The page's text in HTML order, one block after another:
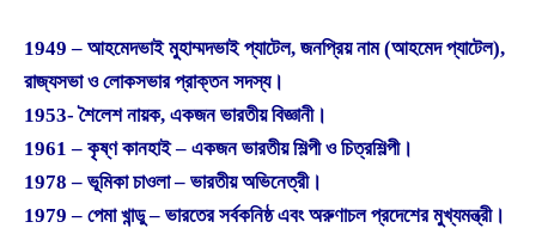
1949 – আহমেদভাই মুহাম্মদভাই প্যাটেল, জনপ্রিয় নাম (আহমেদ প্যাটেল),
রাজ্যসভা ও লোকসভার প্রাক্তন সদস্য।
1953- শৈলেশ নায়ক, একজন ভারতীয় বিজ্ঞানী।
1961 – কৃষ্ণ কানহাই – একজন ভারতীয় শিল্পী ও চিত্রশিল্পী।
1978 – ভূমিকা চাওলা – ভারতীয় অভিনেত্রী।
1979 – পেমা খান্ডু – ভারতের সর্বকনিষ্ঠ এবং অরুণাচল প্রদেশের মুখ্যমন্ত্রী।